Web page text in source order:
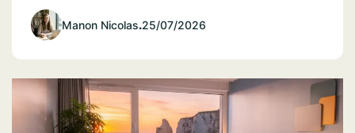
Manon Nicolas.25/07/2026